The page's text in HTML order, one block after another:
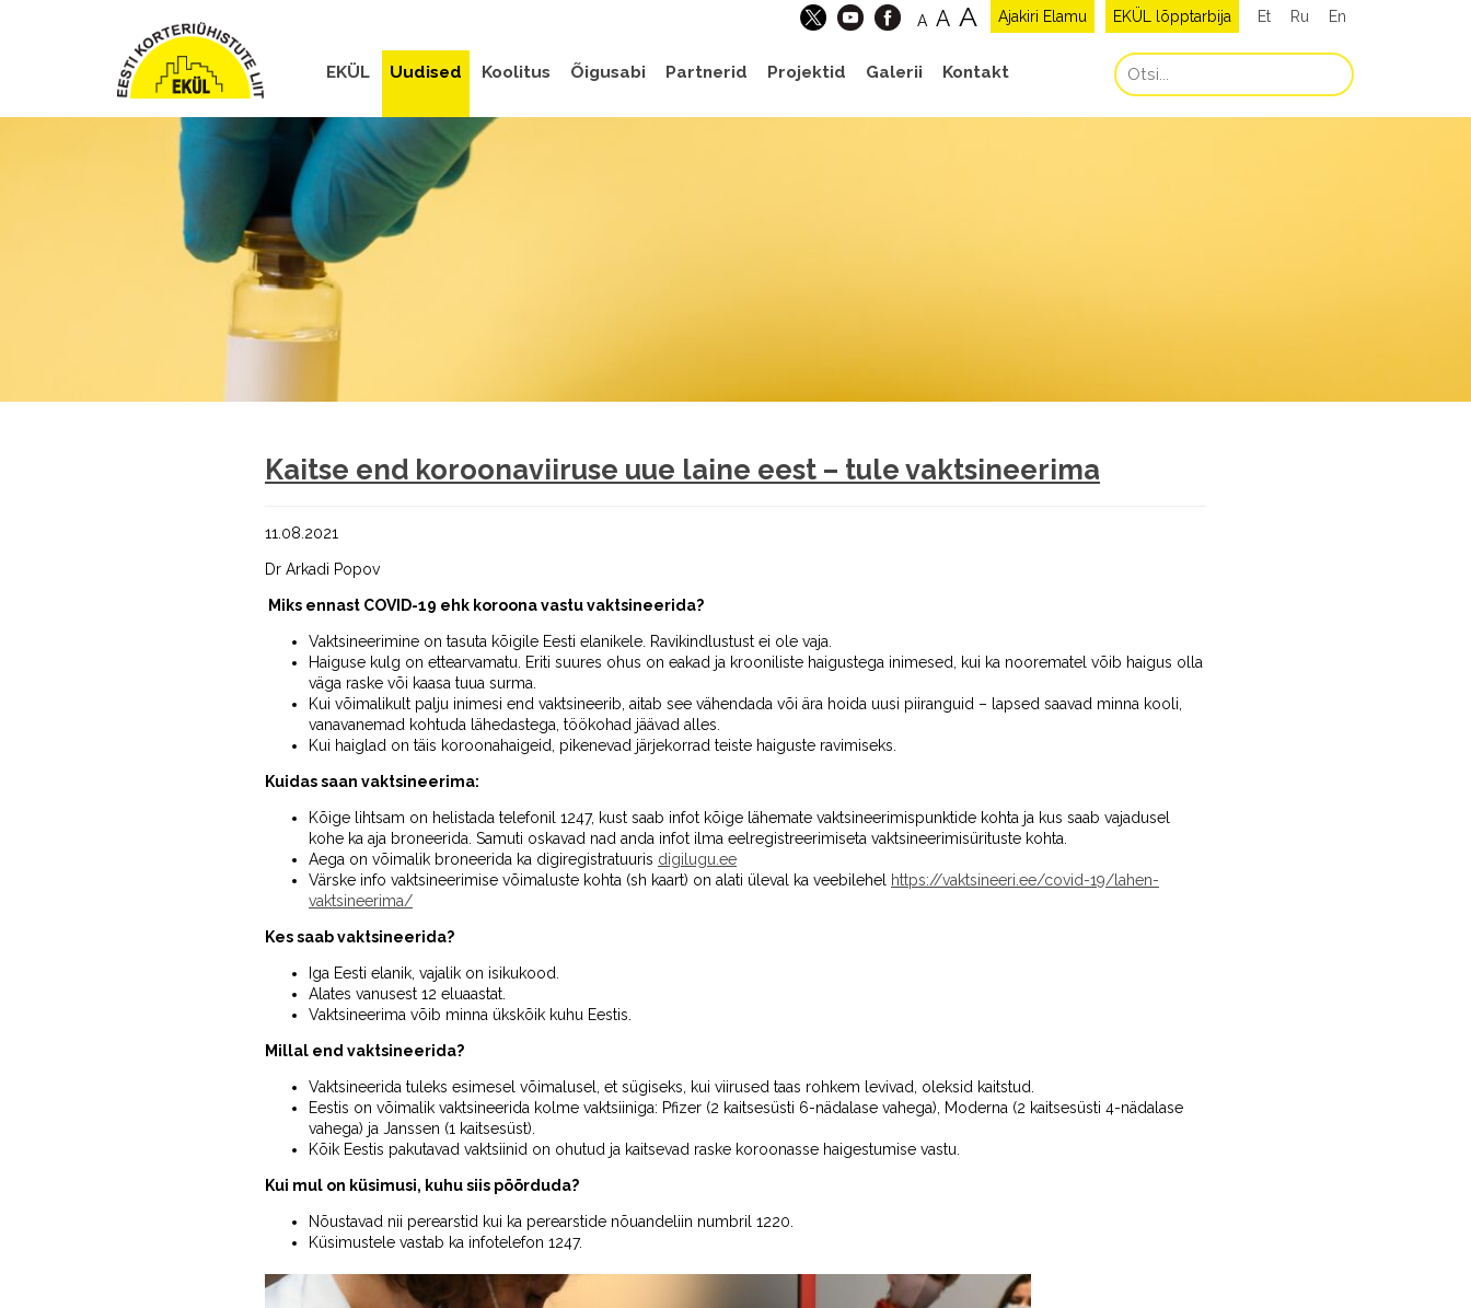
Et Ru En
EKÜL lõpptarbija
Ajakiri Elamu
A A A
EKÜL Uudised Koolitus Õigusabi Partnerid Projektid Galerii Kontakt
Kaitse end koroonaviiruse uue laine eest – tule vaktsineerima
11.08.2021
Dr Arkadi Popov
Miks ennast COVID-19 ehk koroona vastu vaktsineerida?
Vaktsineerimine on tasuta kõigile Eesti elanikele. Ravikindlustust ei ole vaja.
Haiguse kulg on ettearvamatu. Eriti suures ohus on eakad ja krooniliste haigustega inimesed, kui ka noorematel võib haigus olla
väga raske või kaasa tuua surma.
Kui võimalikult palju inimesi end vaktsineerib, aitab see vähendada või ära hoida uusi piiranguid – lapsed saavad minna kooli,
vanavanemad kohtuda lähedastega, töökohad jäävad alles.
Kui haiglad on täis koroonahaigeid, pikenevad järjekorrad teiste haiguste ravimiseks.
Kuidas saan vaktsineerima:
Kõige lihtsam on helistada telefonil 1247, kust saab infot kõige lähemate vaktsineerimispunktide kohta ja kus saab vajadusel
kohe ka aja broneerida. Samuti oskavad nad anda infot ilma eelregistreerimiseta vaktsineerimisürituste kohta.
Aega on võimalik broneerida ka digiregistratuuris digilugu.ee
Värske info vaktsineerimise võimaluste kohta (sh kaart) on alati üleval ka veebilehel
https://vaktsineeri.ee/covid-19/lahen-
vaktsineerima/
Kes saab vaktsineerida?
Iga Eesti elanik, vajalik on isikukood.
Alates vanusest 12 eluaastat.
Vaktsineerima võib minna ükskõik kuhu Eestis.
Millal end vaktsineerida?
Vaktsineerida tuleks esimesel võimalusel, et sügiseks, kui viirused taas rohkem levivad, oleksid kaitstud.
Eestis on võimalik vaktsineerida kolme vaktsiiniga: Pfizer (2 kaitsesüsti 6-nädalase vahega), Moderna (2 kaitsesüsti 4-nädalase
vahega) ja Janssen (1 kaitsesüst).
Kõik Eestis pakutavad vaktsiinid on ohutud ja kaitsevad raske koroonasse haigestumise vastu.
Kui mul on küsimusi, kuhu siis pöörduda?
Nõustavad nii perearstid kui ka perearstide nõuandeliin numbril 1220.
Küsimustele vastab ka infotelefon 1247.